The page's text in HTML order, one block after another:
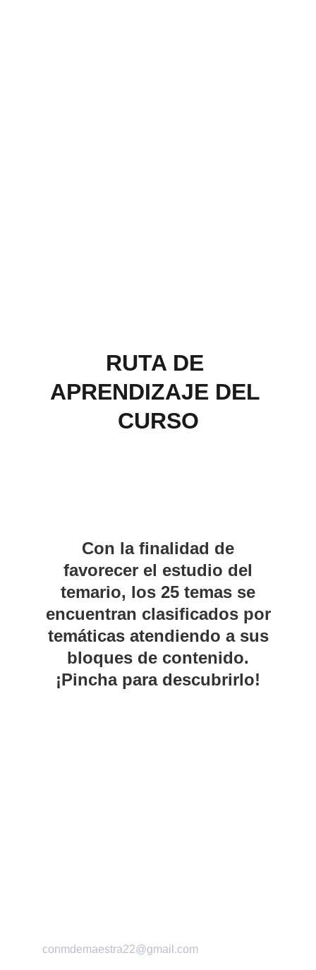
RUTA DE
APRENDIZAJE DEL
CURSO
Con la finalidad de
favorecer el estudio del
temario, los 25 temas se
encuentran clasificados por
temáticas atendiendo a sus
bloques de contenido.
¡Pincha para descubrirlo!
conmdemaestra22@gmail.com